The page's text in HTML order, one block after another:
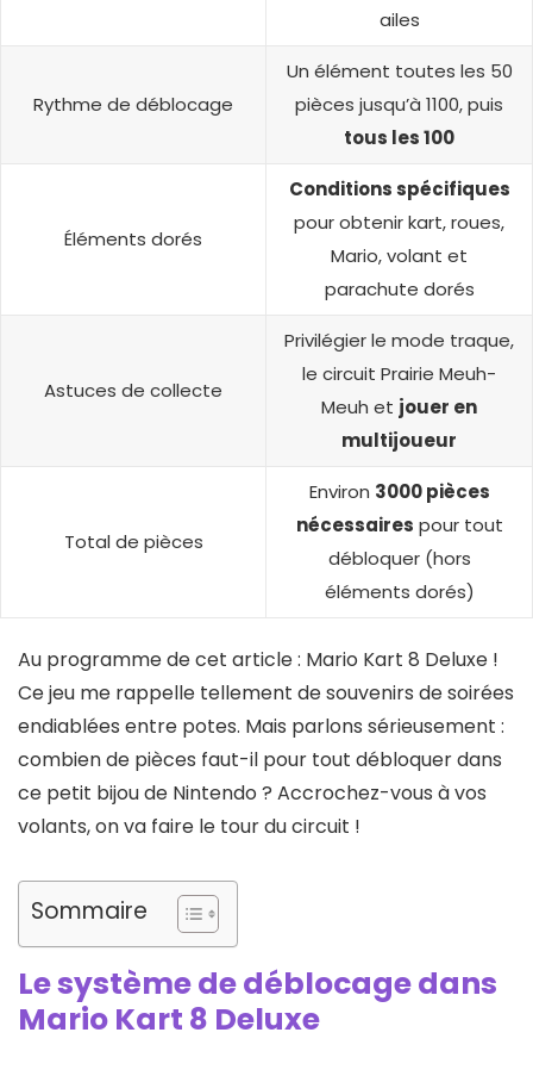
ailes
Rythme de déblocage
Un élément toutes les 50
pièces jusqu’à 1100, puis
tous les 100
Éléments dorés
Conditions spécifiques
pour obtenir kart, roues,
Mario, volant et
parachute dorés
Astuces de collecte
Privilégier le mode traque,
le circuit Prairie Meuh-
Meuh et jouer en
multijoueur
Total de pièces
Environ 3000 pièces
nécessaires pour tout
débloquer (hors
éléments dorés)
Au programme de cet article : Mario Kart 8 Deluxe !
Ce jeu me rappelle tellement de souvenirs de soirées
endiablées entre potes. Mais parlons sérieusement :
combien de pièces faut-il pour tout débloquer dans
ce petit bijou de Nintendo ? Accrochez-vous à vos
volants, on va faire le tour du circuit !
Sommaire
Le système de déblocage dans
Mario Kart 8 Deluxe